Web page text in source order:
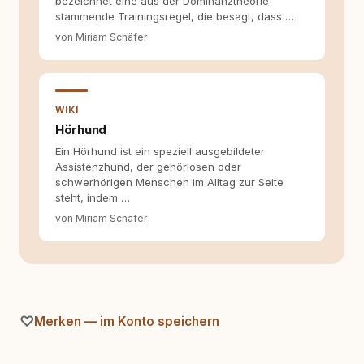
Selbstreflexion und Bereitschaft zum
Hinterfragen zusammenkommen. Mit meinen
Texten möchte ich genau dazu beitragen.
stammende Trainingsregel, die besagt, dass …
von Miriam Schäfer
WIKI
Hörhund
Ein Hörhund ist ein speziell ausgebildeter
Assistenzhund, der gehörlosen oder
schwerhörigen Menschen im Alltag zur Seite
steht, indem …
von Miriam Schäfer
Merken — im Konto speichern